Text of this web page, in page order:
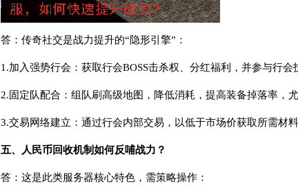
答：传奇社交是战力提升的“隐形引擎”：
1.加入强势行会：获取行会BOSS击杀权、分红福利，并参与行会
2.固定队配合：组队刷高级地图，降低消耗，提高装备掉落率，尤
3.交易网络建立：通过行会内部交易，以低于市场价获取所需材
五、人民币回收机制如何反哺战力？
答：这是此类服务器核心特色，需策略操作：